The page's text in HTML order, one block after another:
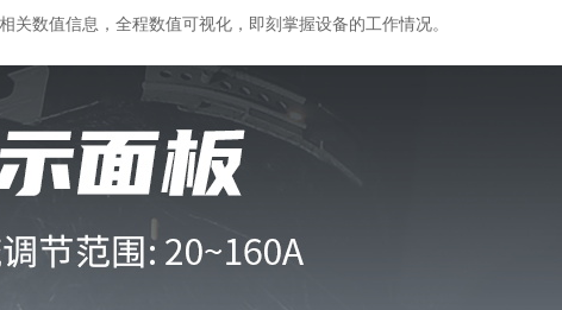
数值信息，全程数值可视化，即刻掌握设备的工作情况。